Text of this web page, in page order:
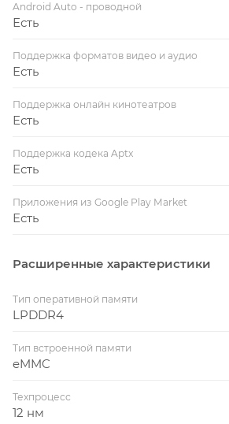
Android Auto - проводной
Есть
Поддержка форматов видео и аудио
Есть
Поддержка онлайн кинотеатров
Есть
Поддержка кодека Aptx
Есть
Приложения из Google Play Market
Есть
Расширенные характеристики
Тип оперативной памяти
LPDDR4
Тип встроенной памяти
eMMC
Техпроцесс
12 нм